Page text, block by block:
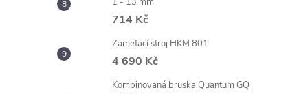
714 Kč
Zametací stroj HKM 801
4 690 Kč
Kombinovaná bruska Quantum GQ